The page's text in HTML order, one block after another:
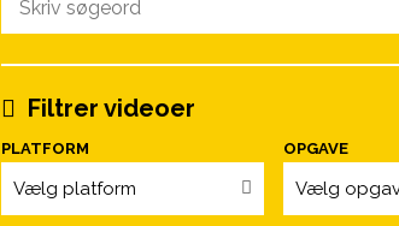
Filtrer videoer
PLATFORM
Vælg platform
OPGAVE
Vælg